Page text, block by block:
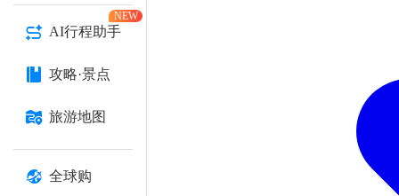
AI行程助手
NEW
攻略·景点
旅游地图
全球购